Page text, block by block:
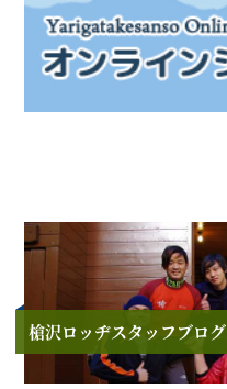
槍沢ロッヂスタッフブログ